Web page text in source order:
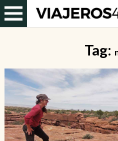
Tag: